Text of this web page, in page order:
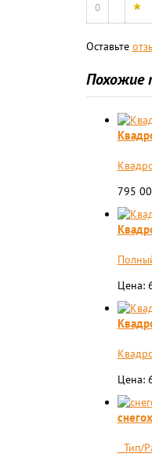
0
Оставьте
Похожие
795
Цена:
Цена:
Тип/